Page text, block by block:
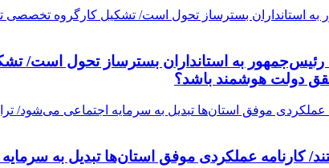
رئیس‌جمهور به استانداران بسترساز تحول
دولت هوشمند باشد؟
کارنامه عملکردی موفق استان‌ها تبدیل به